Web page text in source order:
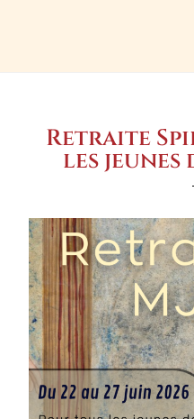
Retraite
les jeunes